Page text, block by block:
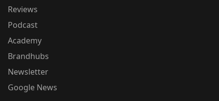
Reviews
Podcast
Academy
Brandhubs
Newsletter
Google News